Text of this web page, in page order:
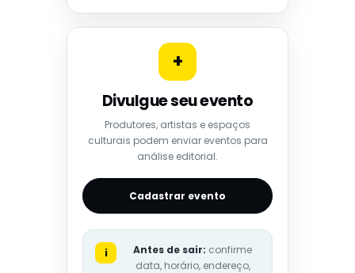
+
Divulgue seu evento
Produtores, artistas e espaços
culturais podem enviar eventos para
análise editorial.
Cadastrar evento
i Antes de sair: confirme
data, horário, endereço,